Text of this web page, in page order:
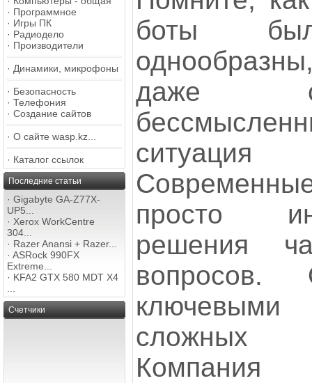
· Программное
· Игры ПК
· Радиодело
· Производители
· Динамики, микрофоны
· Безопасность
· Телефония
· Создание сайтов
· О сайте wasp.kz...
· Каталог ссылок
Последние статьи
· Gigabyte GA-Z77X-
UP5...
· Xerox WorkCentre
304...
· Razer Anansi + Razer...
· ASRock 990FX
Extreme...
· KFA2 GTX 580 MDT X4
Счетчики
боты
даже
просто
решения
вопросов.
сложных